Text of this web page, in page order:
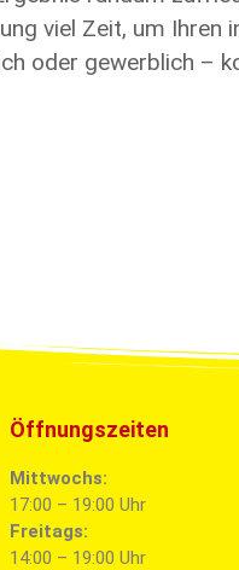
viel Zeit, um Ihren
oder gewerblich –
Öffnungszeiten
Mittwochs:
17:00 – 19:00 Uhr
Freitags:
14:00 – 19:00 Uhr